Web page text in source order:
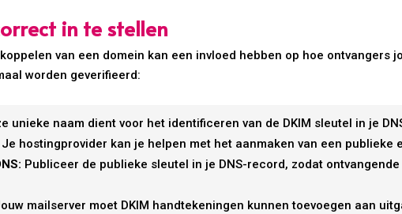
in te stellen
van een domein kan een invloed hebben op hoe ontvangers
worden geverifieerd:
unieke naam dient voor het identificeren van de DKIM sleutel in je
Je hostingprovider kan je helpen met het aanmaken van een publieke
Publiceer de publieke sleutel in je DNS-record, zodat
mailserver moet DKIM handtekeningen kunnen toevoegen aan